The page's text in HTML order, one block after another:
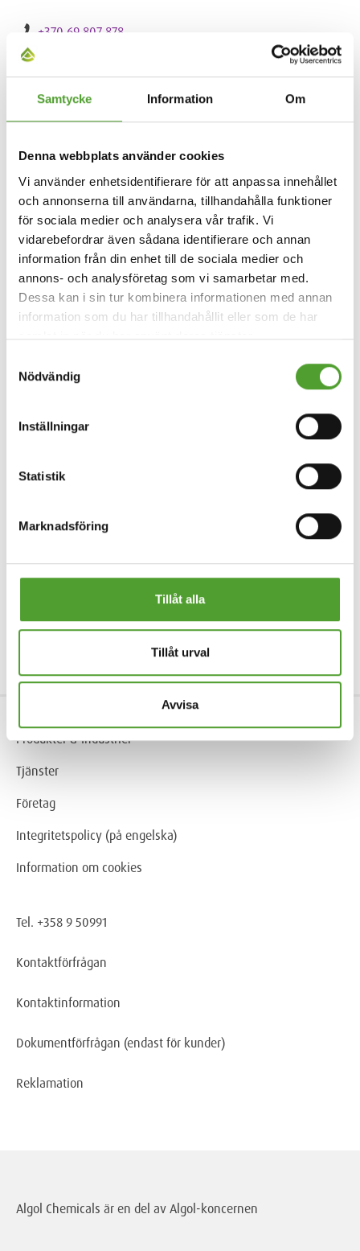
Samtycke Information Om
Denna webbplats använder cookies
Vi använder enhetsidentifierare för att anpassa innehållet
och annonserna till användarna, tillhandahålla funktioner
för sociala medier och analysera vår trafik. Vi
vidarebefordrar även sådana identifierare och annan
information från din enhet till de sociala medier och
annons- och analysföretag som vi samarbetar med.
Dessa kan i sin tur kombinera informationen med annan
information som du har tillhandahållit eller som de har
samlat in när du har använt deras tjänster.
Nödvändig
Inställningar
Statistik
Marknadsföring
Tillåt alla
Tillåt urval
Avvisa
+370 69 807 878
Produkter & Industrier
Tjänster
Företag
Integritetspolicy (på engelska)
Information om cookies
Tel. +358 9 50991
Kontaktförfrågan
Kontaktinformation
Dokumentförfrågan (endast för kunder)
Reklamation
Algol Chemicals är en del av Algol-koncernen